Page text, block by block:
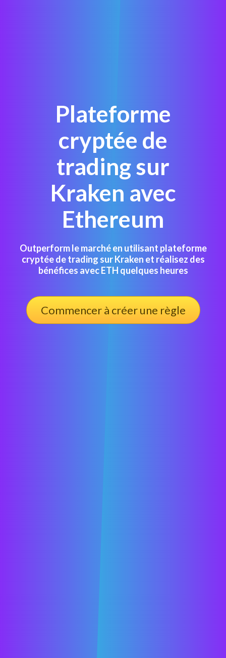
Plateforme
cryptée de
trading sur
Kraken avec
Ethereum
Outperform le marché en utilisant plateforme
cryptée de trading sur Kraken et réalisez des
bénéfices avec ETH quelques heures
Commencer à créer une règle